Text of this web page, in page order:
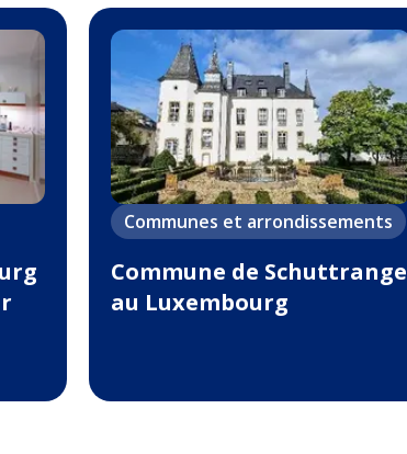
Communes et arrondissements
Commune de Schuttrange
au Luxembourg